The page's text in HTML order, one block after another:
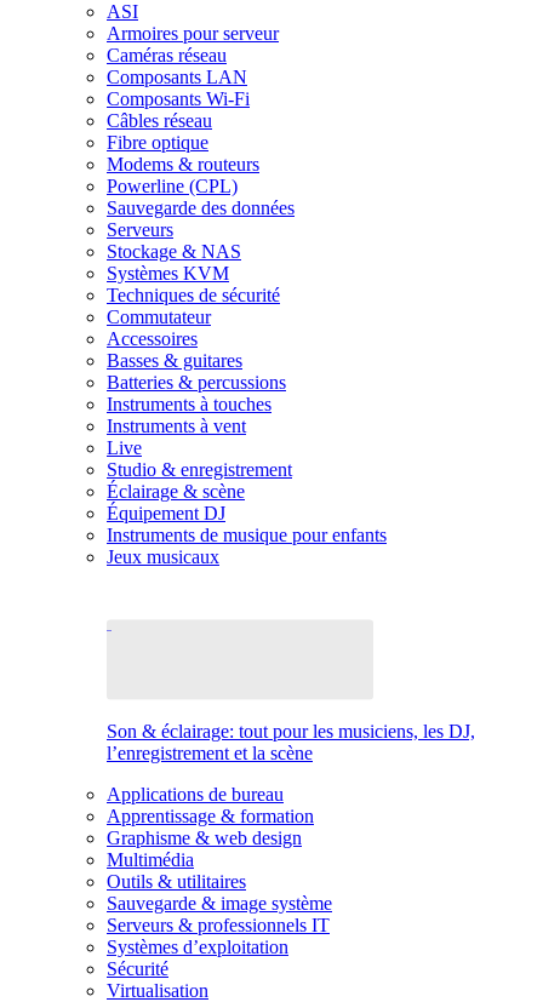
ASI
Armoires pour serveur
Caméras réseau
Composants LAN
Composants Wi-Fi
Câbles réseau
Fibre optique
Modems & routeurs
Powerline (CPL)
Sauvegarde des données
Serveurs
Stockage & NAS
Systèmes KVM
Techniques de sécurité
Commutateur
Accessoires
Basses & guitares
Batteries & percussions
Instruments à touches
Instruments à vent
Live
Studio & enregistrement
Éclairage & scène
Équipement DJ
Instruments de musique pour enfants
Jeux musicaux
Son & éclairage: tout pour les musiciens, les DJ,
l’enregistrement et la scène
Applications de bureau
Apprentissage & formation
Graphisme & web design
Multimédia
Outils & utilitaires
Sauvegarde & image système
Serveurs & professionnels IT
Systèmes d’exploitation
Sécurité
Virtualisation